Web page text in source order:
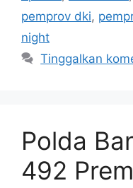
pemprov dki,
night
Tinggalkan
Polda
492